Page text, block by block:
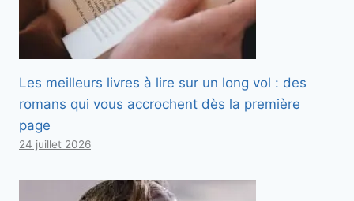
Les meilleurs livres à lire sur un long vol : des
romans qui vous accrochent dès la première
page
24 juillet 2026